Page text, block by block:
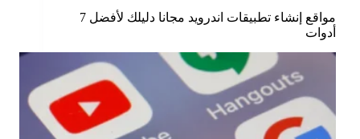
مواقع إنشاء تطبيقات اندرويد مجانا دليلك لأفضل 7
أدوات